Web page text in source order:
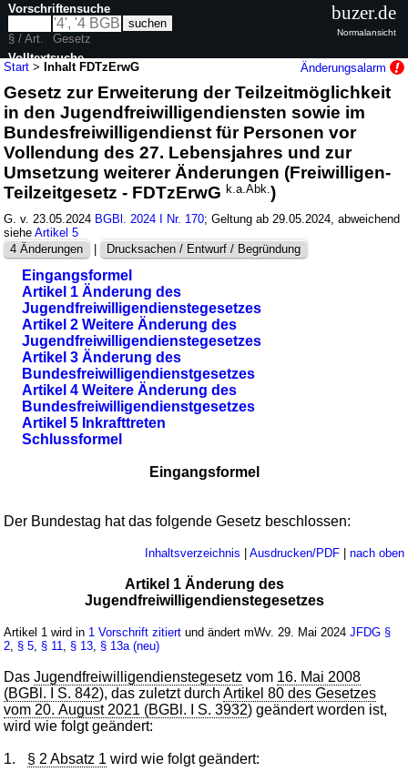
Start >Inhalt FDTzErwG Änderungsalarm
Gesetz zur Erweiterung der Teilzeitmöglichkeit
in den Jugendfreiwilligendiensten sowie im
Bundesfreiwilligendienst für Personen vor
Vollendung des 27. Lebensjahres und zur
Umsetzung weiterer Änderungen (Freiwilligen-
Teilzeitgesetz - FDTzErwGk.a.Abk.)
G. v. 23.05.2024 BGBl. 2024 I Nr. 170; Geltung ab 29.05.2024, abweichend
sieheArtikel 5
4 Änderungen
| Drucksachen / Entwurf / Begründung
Eingangsformel
Artikel 1 Änderung des
Jugendfreiwilligendienstegesetzes
Artikel 2 Weitere Änderung des
Jugendfreiwilligendienstegesetzes
Artikel 3 Änderung des
Bundesfreiwilligendienstgesetzes
Artikel 4 Weitere Änderung des
Bundesfreiwilligendienstgesetzes
Artikel 5 Inkrafttreten
Schlussformel
Eingangsformel
Der Bundestag hat das folgende Gesetz beschlossen:
Inhaltsverzeichnis | Ausdrucken/PDF| nach oben
Artikel 1 Änderung des
Jugendfreiwilligendienstegesetzes
Artikel 1 wird in 1 Vorschrift zitiert und ändert mWv. 29. Mai 2024JFDG §
2 § 5 § 11 § 13 § 13a (neu)
DasJugendfreiwilligendienstegesetz vom 16. Mai 2008
(BGBl. I S. 842), das zuletzt durchArtikel 80 des Gesetzes
vom 20. August 2021 (BGBl. I S. 3932) geändert worden ist,
wird wie folgt geändert:
1. § 2 Absatz 1 wird wie folgt geändert:
Vorschriftensuche
§ / Art.
Gesetz
Volltextsuche
nur in FDTzErwG
buzer.de
Normalansicht